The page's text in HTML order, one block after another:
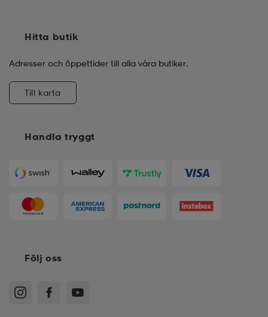
Handla tryggt
Hitta butik
Adresser och öppettider till alla våra butiker.
Till karta
Följ oss